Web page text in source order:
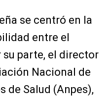
se centró en la
entre el
su parte, el director
Nacional de
de Salud (Anpes),